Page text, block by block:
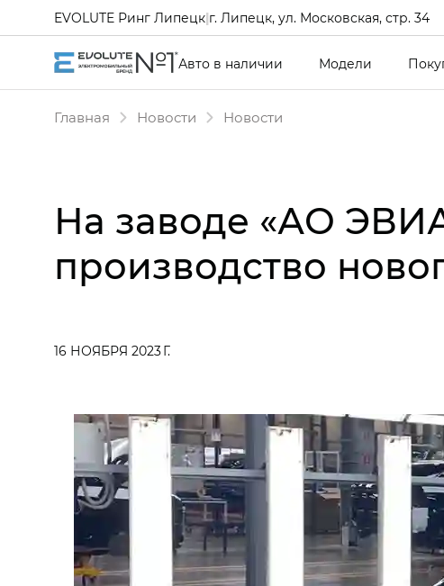
EVOLUTE Ринг Липецк|г. Липецк, ул. Московская, стр. 34
Авто в наличии Модели
Главная Новости Новости
На заводе «АО
производство
16 НОЯБРЯ 2023 Г.